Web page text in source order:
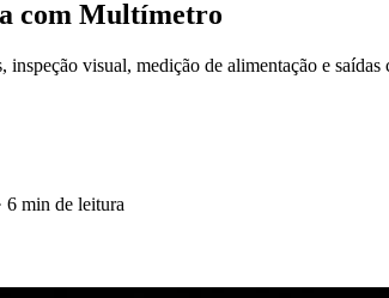
com Multímetro
inspeção visual, medição de alimentação e
6 min de leitura